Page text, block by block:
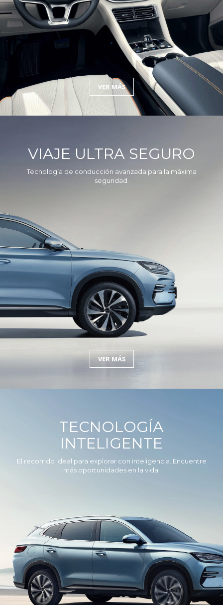
VER MÁS
VIAJE ULTRA SEGURO
Tecnología de conducción avanzada para la máxima
seguridad.
VER MÁS
TECNOLOGÍA
INTELIGENTE
El recorrido ideal para explorar con inteligencia. Encuentre
más oportunidades en la vida.